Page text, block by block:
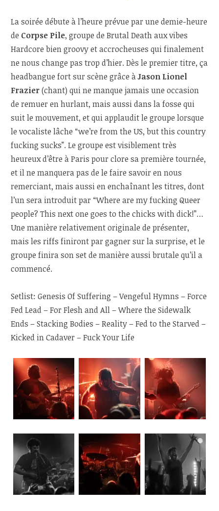
La soirée débute à l’heure prévue par une demie-heure
de Corpse Pile, groupe de Brutal Death aux vibes
Hardcore bien groovy et accrocheuses qui finalement
ne nous change pas trop d’hier. Dès le premier titre, ça
headbangue fort sur scène grâce àJason Lionel
Frazier(chant) qui ne manque jamais une occasion
de remuer en hurlant, mais aussi dans la fosse qui
suit le mouvement, et qui applaudit le groupe lorsque
le vocaliste lâche “we’re from the US, but this country
fucking sucks”. Le groupe est visiblement très
heureux d’être à Paris pour clore sa première tournée,
et il ne manquera pas de le faire savoir en nous
remerciant, mais aussi en enchaînant les titres, dont
l’un sera introduit par “Where are my fucking Queer
people? This next one goes to the chicks with dick!”…
Une manière relativement originale de présenter,
mais les riffs finiront par gagner sur la surprise, et le
groupe finira son set de manière aussi brutale qu’il a
commencé.
Setlist: Genesis Of Suffering – Vengeful Hymns – Force
Fed Lead – For Flesh and All – Where the Sidewalk
Ends – Stacking Bodies – Reality – Fed to the Starved –
Kicked in Cadaver – Fuck Your Life